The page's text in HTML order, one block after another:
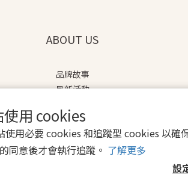
用 cookies
使用必要 cookies 和追蹤型 cookies 以確
同意後才會執行追蹤。 了解更多
設
ABOUT US
品牌故事
最新活動